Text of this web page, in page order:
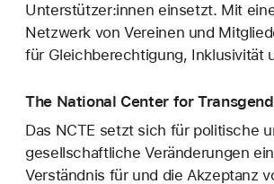
Unterstützer:innen einsetzt. Mit
Netzwerk von Vereinen und
für Gleichberechtigung, Inklusivität
The National Center for
Das NCTE setzt sich für politische
gesellschaftliche Veränderungen
Verständnis für und die Akzeptanz